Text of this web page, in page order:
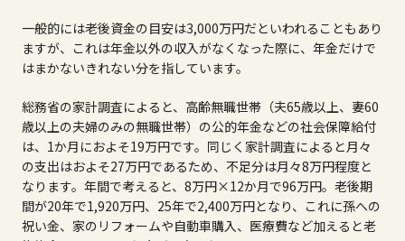
一般的には老後資金の目安は3,000万円だといわれることもあり
ますが、これは年金以外の収入がなくなった際に、年金だけで
はまかないきれない分を指しています。
総務省の家計調査によると、高齢無職世帯（夫65歳以上、妻60
歳以上の夫婦のみの無職世帯）の公的年金などの社会保障給付
は、1か月におよそ19万円です。同じく家計調査によると月々
の支出はおよそ27万円であるため、不足分は月々8万円程度と
なります。年間で考えると、8万円×12か月で96万円。老後期
間が20年で1,920万円、25年で2,400万円となり、これに孫への
祝い金、家のリフォームや自動車購入、医療費など加えると老